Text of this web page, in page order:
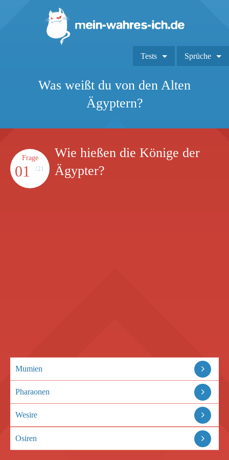
Tests Sprüche
Was weißt du von den Alten
Ägyptern?
Frage
01 /21
Wie hießen die Könige der
Ägypter?
Mumien
Pharaonen
Wesire
Osiren